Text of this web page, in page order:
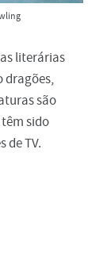
literárias
dragões,
são
sido
de TV.